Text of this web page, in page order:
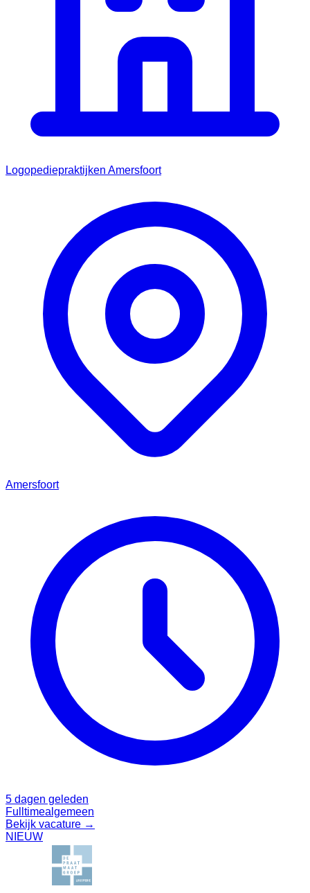
Logopediepraktijken Amersfoort
Amersfoort
5 dagen geleden
Fulltimealgemeen
Bekijk vacature →
NIEUW